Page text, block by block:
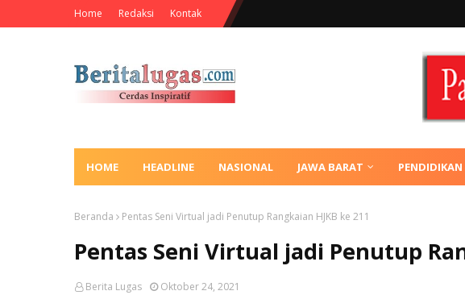
Home Redaksi Kontak
HOME HEADLINE NASIONAL JAWA BARAT PENDIDIKAN
Beranda Pentas Seni Virtual jadi Penutup Rangkaian HJKB ke 211
Pentas Seni Virtual jadi Penutup
Berita Lugas Oktober 24, 2021